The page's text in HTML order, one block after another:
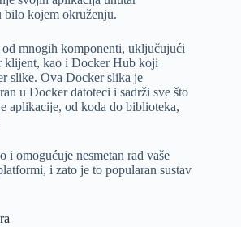
bilo kojem okruženju.
od mnogih komponenti, uključujući
klijent, kao i Docker Hub koji
slike. Ova Docker slika je
u Docker datoteci i sadrži sve što
aplikacije, od koda do biblioteka,
i omogućuje nesmetan rad vaše
i zato je to popularan sustav